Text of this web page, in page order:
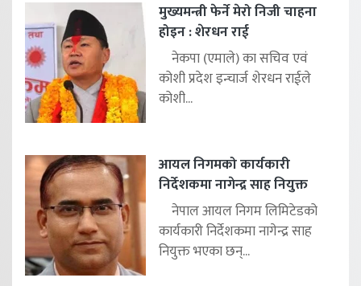
मुख्यमन्त्री फेर्ने मेरो निजी चाहना
होइन : शेरधन राई
नेकपा (एमाले) का सचिव एवं
कोशी प्रदेश इन्चार्ज शेरधन राईले
कोशी...
आयल निगमको कार्यकारी
निर्देशकमा नागेन्द्र साह नियुक्त
नेपाल आयल निगम लिमिटेडको
कार्यकारी निर्देशकमा नागेन्द्र साह
नियुक्त भएका छन्...